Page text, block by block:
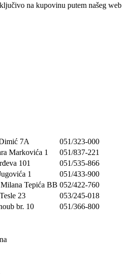
na kupovinu putem našeg web
7A
051/323-000
Markovića 1
051/837-221
101
051/535-866
1
051/433-900
Tepića BB 052/422-760
23
053/245-018
br. 10 051/366-800